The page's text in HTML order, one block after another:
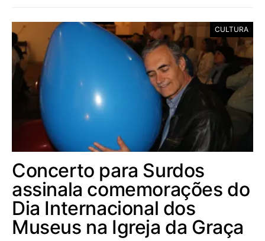
CULTURA
Concerto para Surdos
assinala comemorações do
Dia Internacional dos
Museus na Igreja da Graça